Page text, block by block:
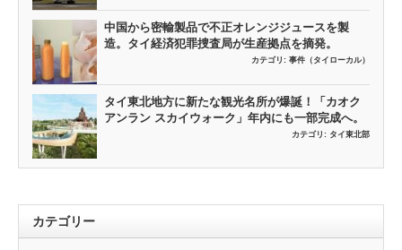
中国から密輸製品で不正オレンジジュースを製
造。タイ経済犯罪捜査局が生産拠点を摘発。
カテゴリ: 事件（タイローカル）
タイ東北地方に新たな観光名所が爆誕！「カオク
アンラン スカイウォーク」年内にも一部完成へ。
カテゴリ: タイ東北部
カテゴリー